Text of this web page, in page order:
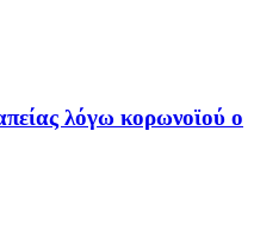
λόγω κορωνοϊού ο